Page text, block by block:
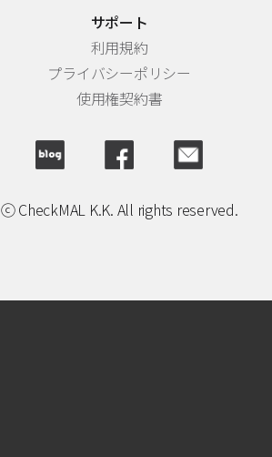
サポート
利用規約
プライバシーポリシー
使用権契約書
ⓒ CheckMAL K.K. All rights reserved.